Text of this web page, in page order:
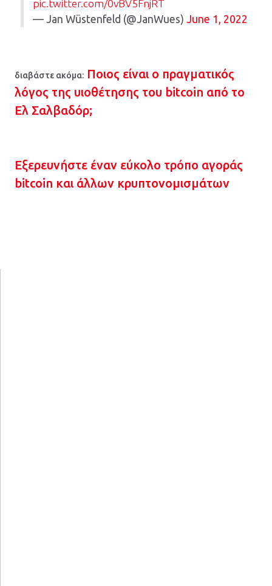
pic.twitter.com/0vBV5FnjRT
— Jan Wüstenfeld (@JanWues) June 1, 2022
διαβάστε ακόμα: Ποιος είναι ο πραγματικός
λόγος της υιοθέτησης του bitcoin από το
Ελ Σαλβαδόρ;
Εξερευνήστε έναν εύκολο τρόπο αγοράς
bitcoin και άλλων κρυπτονομισμάτων